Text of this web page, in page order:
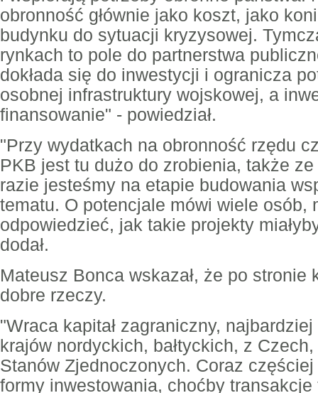
obronność głównie jako koszt, jako
budynku do sytuacji kryzysowej.
rynkach to pole do partnerstwa
dokłada się do inwestycji i ogranicza
osobnej infrastruktury wojskowej, a
finansowanie" - powiedział.
"Przy wydatkach na obronność rzędu
PKB jest tu dużo do zrobienia, także
razie jesteśmy na etapie budowania
tematu. O potencjale mówi wiele osób,
odpowiedzieć, jak takie projekty
dodał.
Mateusz Bonca wskazał, że po stronie
dobre rzeczy.
"Wraca kapitał zagraniczny,
krajów nordyckich, bałtyckich, z
Stanów Zjednoczonych. Coraz
formy inwestowania, choćby